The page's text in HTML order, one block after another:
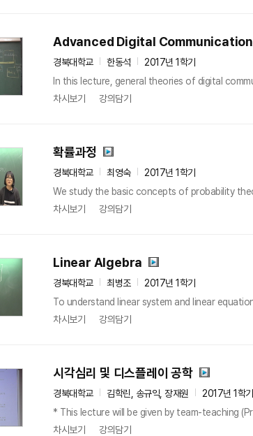
Advanced Digital
경북대학교 한동석
2017년 1학기
In this lecture, general theories of digital
차시보기
강의담기
확률과정
경북대학교 최영숙
2017년 1학기
We study the basic concepts of probability
차시보기
강의담기
Linear Algebra
경북대학교 최병조
2017년 1학기
To understand linear system and linear
차시보기
강의담기
시각심리 및 디스플레이 공학
경북대학교 김학린, 송규익, 장재원
2017년 1학기
* This lecture will be given by team-teaching
차시보기
강의담기